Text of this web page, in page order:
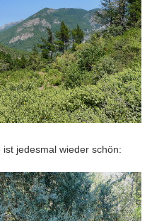
jedesmal wieder schön: